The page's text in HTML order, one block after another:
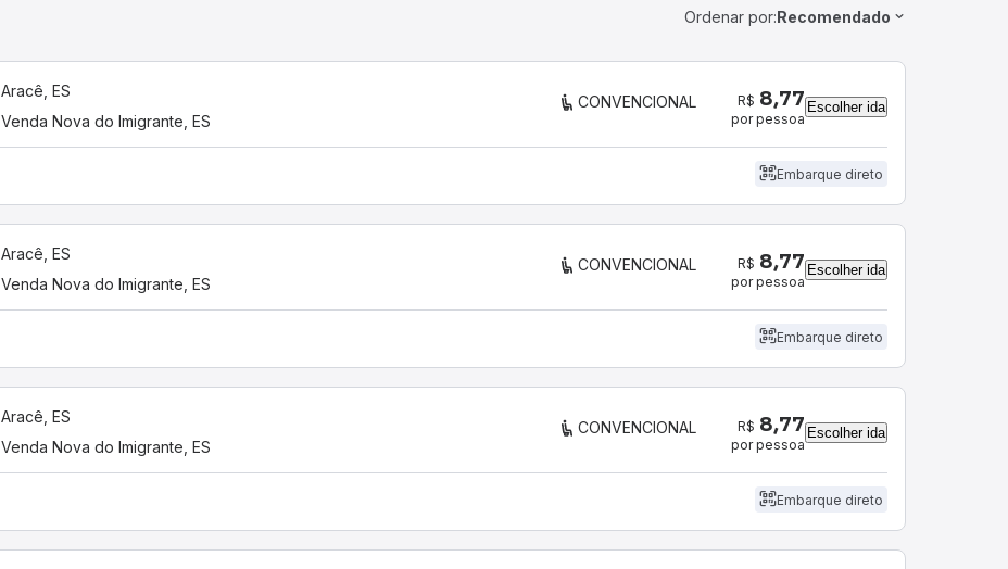
Ordenar por:Recomendado
Aracê, ES
Venda Nova do Imigrante, ES
CONVENCIONAL R$ 8,77
por pessoa
Escolher ida
Embarque direto
Aracê, ES
Venda Nova do Imigrante, ES
CONVENCIONAL R$ 8,77
por pessoa
Escolher ida
Embarque direto
Aracê, ES
Venda Nova do Imigrante, ES
CONVENCIONAL R$ 8,77
por pessoa
Escolher ida
Embarque direto